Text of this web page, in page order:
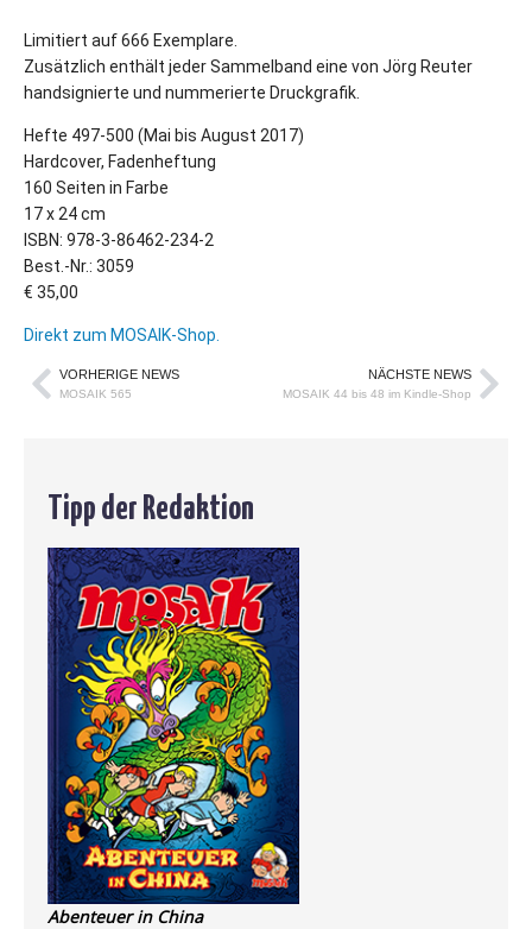
Limitiert auf 666 Exemplare.
Zusätzlich enthält jeder Sammelband eine von Jörg Reuter
handsignierte und nummerierte Druckgrafik.
Hefte 497-500 (Mai bis August 2017)
Hardcover, Fadenheftung
160 Seiten in Farbe
17 x 24 cm
ISBN: 978-3-86462-234-2
Best.-Nr.: 3059
€ 35,00
Direkt zum MOSAIK-Shop.
VORHERIGE NEWS
MOSAIK 565
NÄCHSTE NEWS
MOSAIK 44 bis 48 im Kindle-Shop
Tipp der Redaktion
Abenteuer in China